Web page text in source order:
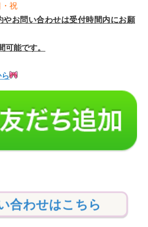
祝
やお問い合わせは受付時間内にお願
可能です。
ら
合わせはこちら